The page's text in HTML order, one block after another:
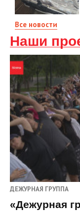
Все новости
Наши
ДЕЖУРНАЯ ГРУППА
«Дежурная